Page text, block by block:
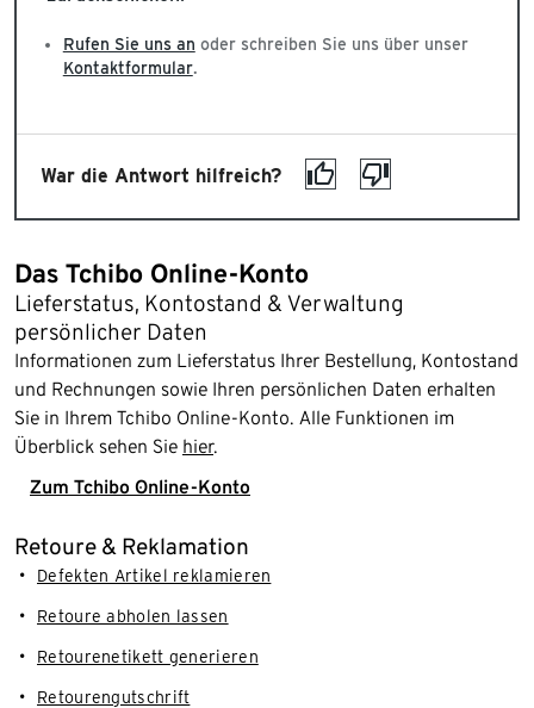
Rufen Sie uns an oder schreiben Sie uns über unser
Kontaktformular.
War die Antwort hilfreich?
Das Tchibo Online-Konto
Lieferstatus, Kontostand & Verwaltung
persönlicher Daten
Informationen zum Lieferstatus Ihrer Bestellung, Kontostand
und Rechnungen sowie Ihren persönlichen Daten erhalten
Sie in Ihrem Tchibo Online-Konto. Alle Funktionen im
Überblick sehen Sie hier.
Zum Tchibo Online-Konto
Retoure & Reklamation
Defekten Artikel reklamieren
Retoure abholen lassen
Retourenetikett generieren
Retourengutschrift